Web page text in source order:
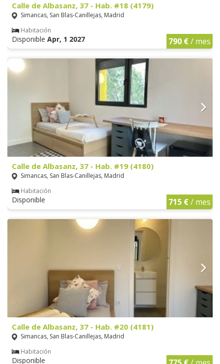
Calle de Albasanz, 37 - Hab. #18 (4179)
Simancas, San Blas-Canillejas, Madrid
Habitación
Disponible Apr, 1 2027 790 €/ mes
Calle de Albasanz, 37 - Hab. #19 (4180)
Simancas, San Blas-Canillejas, Madrid
Habitación
Disponible 715 €/ mes
Calle de Albasanz, 37 - Hab. #20 (4181)
Simancas, San Blas-Canillejas, Madrid
Habitación
Disponible